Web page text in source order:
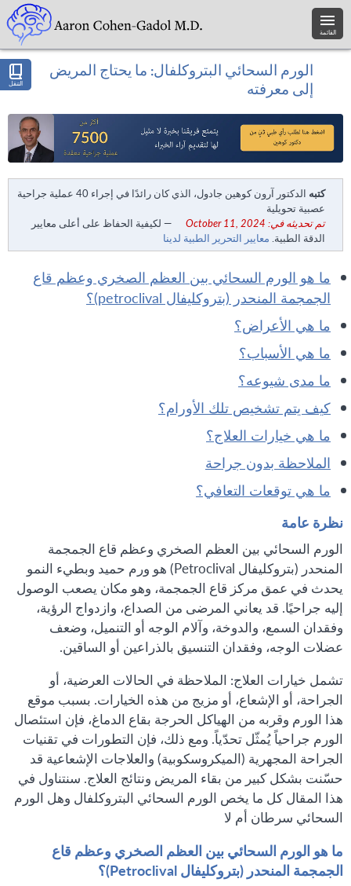
القائمة
التنقل
الورم السحائي البتروكلفال: ما يحتاج المريض
إلى معرفته
كتبه
الدكتور آرون كوهين جادول، الذي كان رائدًا في إجراء 40 عملية جراحية
عصبية تحويلية
تم تحديثه في: October 11, 2024
— لكيفية الحفاظ على أعلى معايير
الدقة الطبية. معايير التحرير الطبية لدينا
ما هو الورم السحائي بين العظم الصخري وعظم قاع
الجمجمة المنحدر (بتروكليفال petroclival)؟
ما هي الأعراض؟
ما هي الأسباب؟
ما مدى شيوعه؟
كيف يتم تشخيص تلك الأورام؟
ما هي خيارات العلاج؟
الملاحظة بدون جراحة
ما هي توقعات التعافي؟
نظرة عامة
الورم السحائي بين العظم الصخري وعظم قاع الجمجمة
المنحدر (بتروكليفال Petroclival) هو ورم حميد وبطيء النمو
يحدث في عمق مركز قاع الجمجمة، وهو مكان يصعب الوصول
إليه جراحيًا. قد يعاني المرضى من الصداع، وازدواج الرؤية،
وفقدان السمع، والدوخة، وآلام الوجه أو التنميل، وضعف
عضلات الوجه، وفقدان التنسيق بالذراعين أو الساقين.
تشمل خيارات العلاج: الملاحظة في الحالات العرضية، أو
الجراحة، أو الإشعاع، أو مزيج من هذه الخيارات. بسبب موقع
هذا الورم وقربه من الهياكل الحرجة بقاع الدماغ، فإن استئصال
الورم جراحياً يُمثّل تحدّياً. ومع ذلك، فإن التطورات في تقنيات
الجراحة المجهرية (الميكروسكوبية) والعلاجات الإشعاعية قد
حسّنت بشكل كبير من بقاء المريض ونتائج العلاج. سنتناول في
هذا المقال كل ما يخص الورم السحائي البتروكلفال وهل الورم
السحائي سرطان أم لا
ما هو الورم السحائي بين العظم الصخري وعظم قاع
الجمجمة المنحدر (بتروكليفال Petroclival)؟